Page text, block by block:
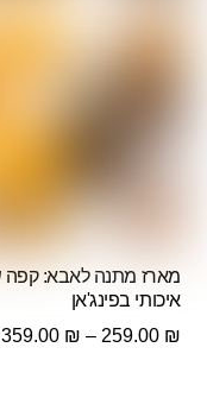
מארז מתנה לאבא: קפה
איכותי בפינג'אן
259.00 ₪
–
359.00 ₪